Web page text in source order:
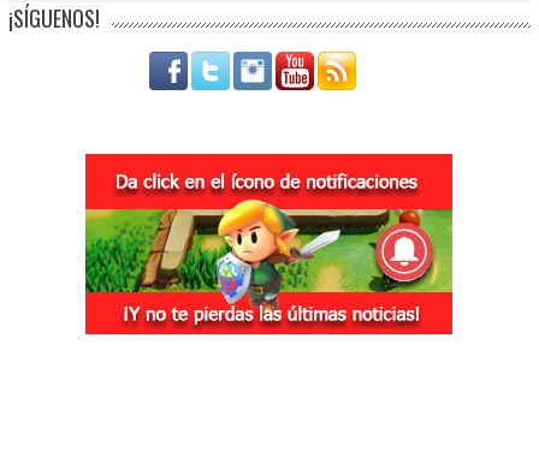
¡SÍGUENOS!